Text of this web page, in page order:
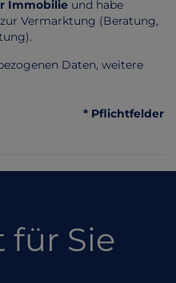
Immobilie und habe
Vermarktung (Beratung,
Daten, weitere
* Pflichtfelder
für Sie